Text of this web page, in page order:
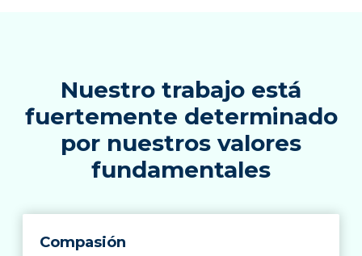
Nuestro trabajo está
fuertemente determinado
por nuestros valores
fundamentales
Compasión